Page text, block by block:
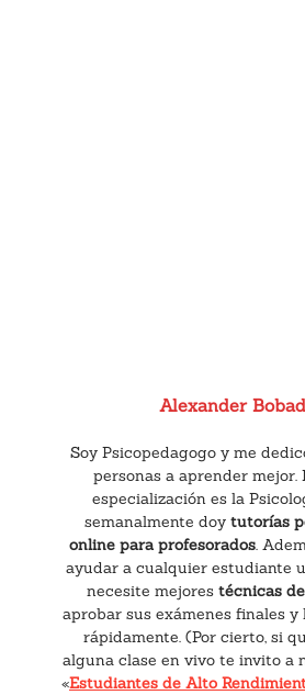
Alexander
Soy Psicopedagogo y me
personas a aprender mejor.
especialización es la
semanalmente doytutorías
online para profesorados .
ayudar a cualquier estudiante
necesite mejores técnicas
aprobar sus exámenes finales
rápidamente. (Por cierto, si
alguna clase en vivo te invito a
«Estudiantes de Alto